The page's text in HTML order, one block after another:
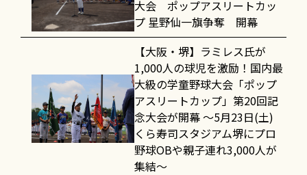
大会 ポップアスリートカッ
プ 星野仙一旗争奪 開幕
【大阪・堺】ラミレス氏が
1,000人の球児を激励！国内最
大級の学童野球大会「ポップ
アスリートカップ」第20回記
念大会が開幕 〜5月23日(土)
くら寿司スタジアム堺にプロ
野球OBや親子連れ3,000人が
集結〜